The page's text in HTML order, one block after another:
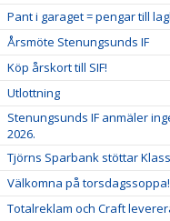
Pant i garaget = pengar till
Årsmöte Stenungsunds IF
Köp årskort till SIF!
Utlottning
Stenungsunds IF anmäler
2026.
Tjörns Sparbank stöttar
Välkomna på torsdagssoppa!
Totalreklam och Craft